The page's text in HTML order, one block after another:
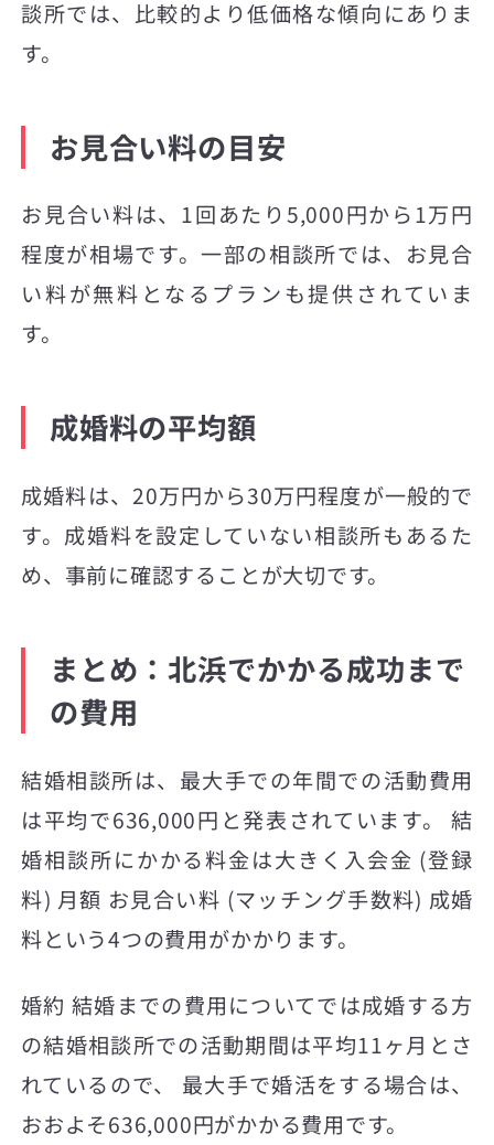
談所では、比較的より低価格な傾向にありま
す。
お見合い料の目安
お見合い料は、1回あたり5,000円から1万円
程度が相場です。一部の相談所では、お見合
い料が無料となるプランも提供されていま
す。
成婚料の平均額
成婚料は、20万円から30万円程度が一般的で
す。成婚料を設定していない相談所もあるた
め、事前に確認することが大切です。
まとめ：北浜でかかる成功まで
の費用
結婚相談所は、最大手での年間での活動費用
は平均で636,000円と発表されています。 結
婚相談所にかかる料金は大きく入会金 (登録
料) 月額 お見合い料 (マッチング手数料) 成婚
料という4つの費用がかかります。
婚約 結婚までの費用についてでは成婚する方
の結婚相談所での活動期間は平均11ヶ月とさ
れているので、 最大手で婚活をする場合は、
おおよそ636,000円がかかる費用です。